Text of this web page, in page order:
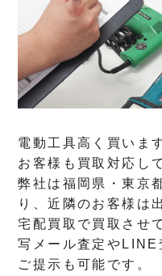
電動工具高く買いま
お客様も買取対応し
弊社は福岡県・東京
り、近隣のお客様は
宅配買取で買取させ
写メール査定やLINE
ご提示も可能です。